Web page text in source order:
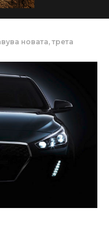
новата, трета